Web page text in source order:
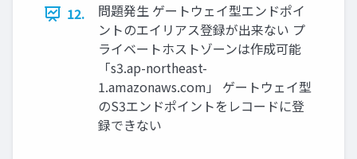
12.
問題発生 ゲートウェイ型エンドポイ
ントのエイリアス登録が出来ない プ
ライベートホストゾーンは作成可能
「s3.ap-northeast-
1.amazonaws.com」 ゲートウェイ型
のS3エンドポイントをレコードに登
録できない